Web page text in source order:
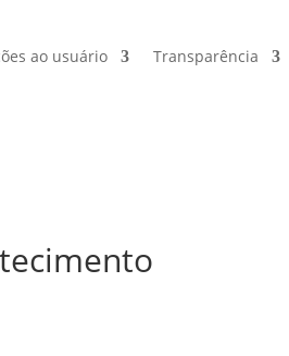
ao usuário Transparência